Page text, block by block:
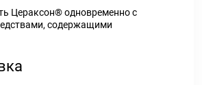
Цераксон®одновременно с
содержащими